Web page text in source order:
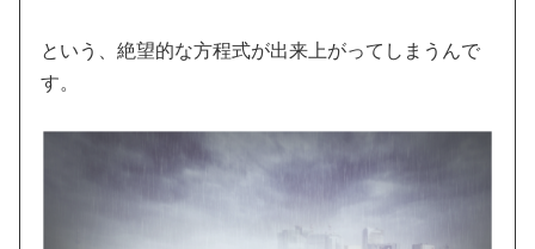
という、絶望的な方程式が出来上がってしまうんで
す。